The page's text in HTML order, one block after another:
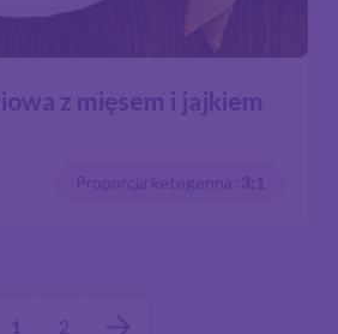
z mięsem i jajkiem
Proporcja ketogenna : 3:1
wpisów
1 2